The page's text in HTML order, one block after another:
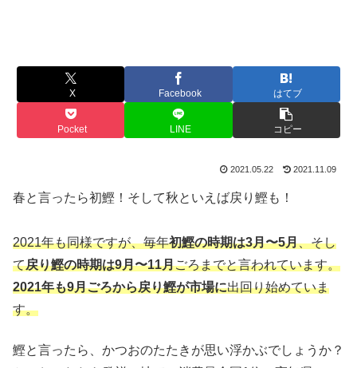
X Facebook はてブ
Pocket LINE コピー
2021.05.22 2021.11.09
春と言ったら初鰹！そして秋といえば戻り鰹も！
2021年も同様ですが、毎年初鰹の時期は3月〜5月、そし
て戻り鰹の時期は9月〜11月ごろまでと言われています。
2021年も9月ごろから戻り鰹が市場に出回り始めていま
す。
鰹と言ったら、かつおのたたきが思い浮かぶでしょうか？